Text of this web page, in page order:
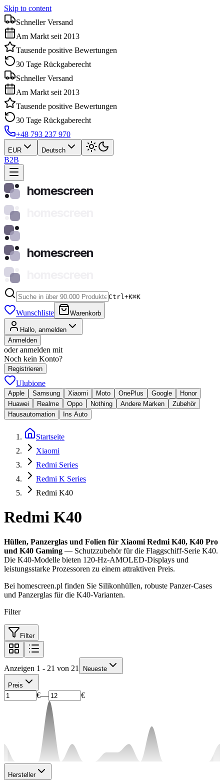
Skip to content
Schneller Versand
Am Markt seit 2013
Tausende positive Bewertungen
30 Tage Rückgaberecht
Schneller Versand
Am Markt seit 2013
Tausende positive Bewertungen
30 Tage Rückgaberecht
+48 793 237 970
EUR Deutsch
B2B
homescreen
homescreen
Ctrl+K⌘K
Wunschliste Warenkorb
Hallo, anmelden
Anmelden
oder anmelden mit
Noch kein Konto?
Registrieren
Ulubione
Apple Samsung Xiaomi Moto OnePlus Google
Honor
Huawei
Realme Oppo Nothing Andere Marken
Zubehör
Hausautomation
Ins Auto
Startseite
Xiaomi
Redmi Series
Redmi K Series
Redmi K40
Redmi K40
Hüllen, Panzerglas und Folien für Xiaomi Redmi K40, K40 Pro
und K40 Gaming — Schutzzubehör für die Flaggschiff-Serie K40.
Die K40-Modelle bieten 120-Hz-AMOLED-Displays und
leistungsstarke Prozessoren zu einem attraktiven Preis.
Bei homescreen.pl finden Sie Silikonhüllen, robuste Panzer-Cases
und Panzerglas für die K40-Varianten.
Filter
Filter
Anzeigen 1 - 21 von 21 Neueste
Preis
€— €
Hersteller